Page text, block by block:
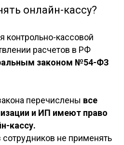
онлайн-кассу?
контрольно-кассовой
расчетов в РФ
законом №54-ФЗ
перечислены все
и ИП имеют право
кассу.
не применять